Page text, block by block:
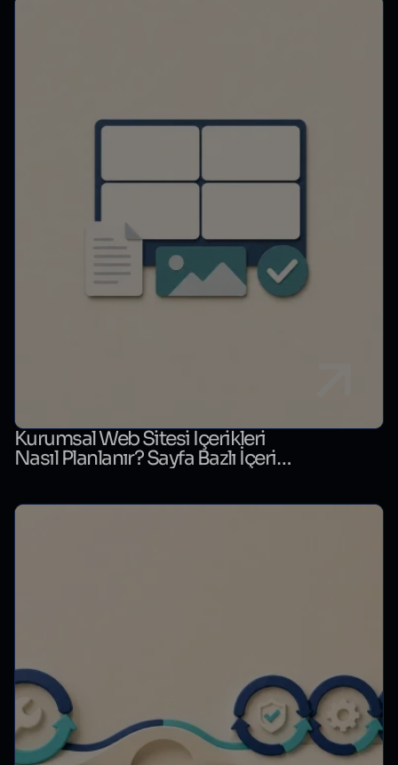
Kurumsal Web Sitesi İçerikleri
Nasıl Planlanır? Sayfa Bazlı İçerik